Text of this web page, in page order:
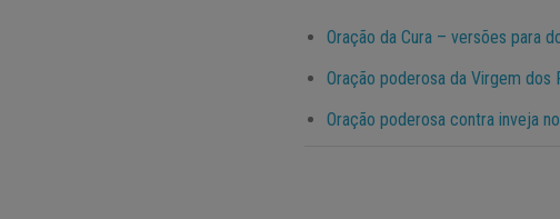
Oração da Cura – versões para
Oração poderosa da Virgem
Oração poderosa contra inveja